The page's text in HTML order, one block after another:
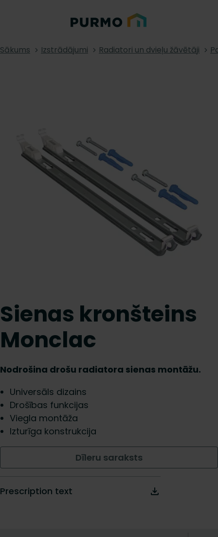
Sākums Izstrādājumi Radiatori un dvieļu žāvētāji
Sienas kronšteins
Monclac
Nodrošina drošu radiatora sienas montāžu.
Universāls dizains
Drošības funkcijas
Viegla montāža
Izturīga konstrukcija
Dīleru saraksts
Prescription text